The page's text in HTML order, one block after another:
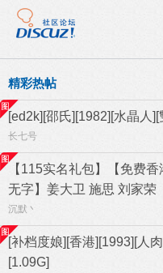
精彩热帖
[ed2k][邵氏][1982][水晶人
长七号
【115实名礼包】【免费
无字】姜大卫 施思 刘家荣
沉默丶
[补档度娘][香港][1993][人
[1.09G]